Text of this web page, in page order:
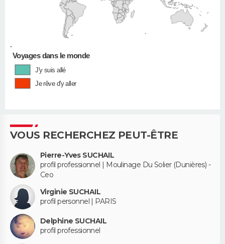
•
Voyages dans le monde
J'y suis allé
Je rêve d'y aller
VOUS RECHERCHEZ PEUT-ÊTRE
Pierre-Yves SUCHAIL
profil professionnel | Moulinage Du Solier (Dunières) -
Ceo
Virginie SUCHAIL
profil personnel | PARIS
Delphine SUCHAIL
profil professionnel